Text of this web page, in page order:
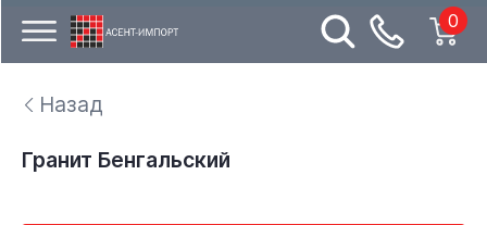
0
Назад
Гранит Бенгальский